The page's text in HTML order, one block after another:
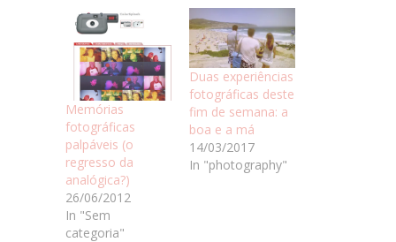
Memórias
fotográficas
palpáveis (o
regresso da
analógica?)
26/06/2012
In "Sem
categoria"
Duas experiências
fotográficas deste
fim de semana: a
boa e a má
14/03/2017
In "photography"